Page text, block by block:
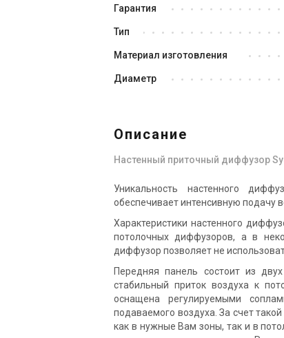
Гарантия
Тип
Материал изготовления
Диаметр
Описание
Настенный приточный диффузор
Уникальность настенного
обеспечивает интенсивную подачу
Характеристики настенного
потолочных диффузоров, а в
диффузор позволяет не
Передняя панель состоит из
стабильный приток воздуха к
оснащена регулируемыми
подаваемого воздуха. За счет
как в нужные Вам зоны, так и в